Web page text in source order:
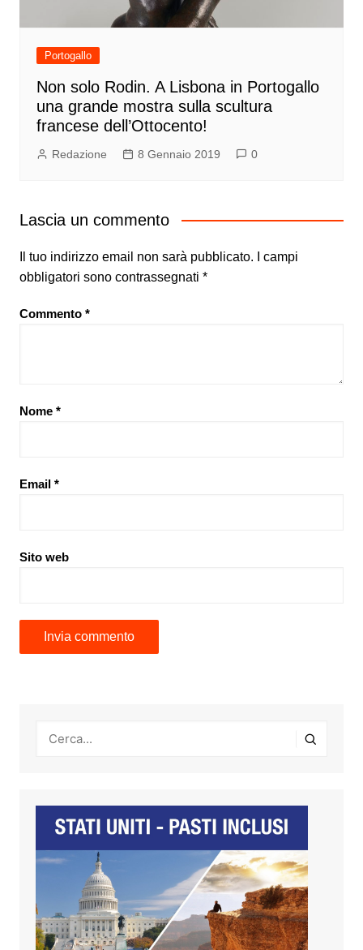
Portogallo
Non solo Rodin. A Lisbona in Portogallo
una grande mostra sulla scultura
francese dell’Ottocento!
Redazione 8 Gennaio 2019 0
Lascia un commento
Il tuo indirizzo email non sarà pubblicato.
I campi
obbligatori sono contrassegnati *
Commento *
Nome *
Email *
Sito web